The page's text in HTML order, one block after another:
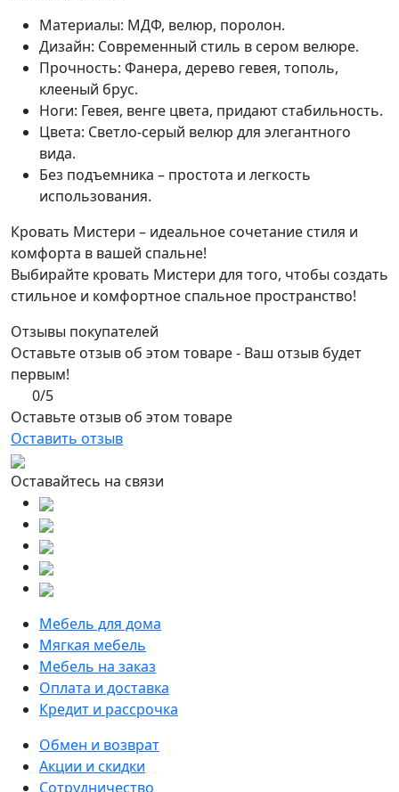
Материалы: МДФ, велюр, поролон.
Дизайн: Современный стиль в сером велюре.
Прочность: Фанера, дерево гевея, тополь,
клееный брус.
Ноги: Гевея, венге цвета, придают стабильность.
Цвета: Светло-серый велюр для элегантного
вида.
Без подъемника – простота и легкость
использования.
Кровать Мистери – идеальное сочетание стиля и
комфорта в вашей спальне!
Выбирайте кровать Мистери для того, чтобы создать
стильное и комфортное спальное пространство!
Отзывы покупателей
Оставьте отзыв об этом товаре - Ваш отзыв будет
первым!
0/5
Оставьте отзыв об этом товаре
Оставить отзыв
Оставайтесь на связи
Мебель для дома
Мягкая мебель
Мебель на заказ
Оплата и доставка
Кредит и рассрочка
Обмен и возврат
Акции и скидки
Сотрудничество